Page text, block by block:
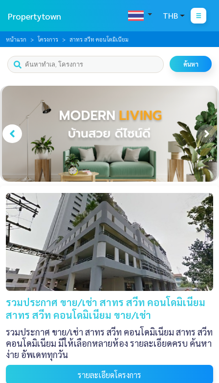
Propertytown THB
หน้าแรก โครงการ สาทร สวีท คอนโดมิเนียม
ค้นหา
รวมประกาศ ขาย/เช่า สาทร สวีท คอนโดมิเนียม
สาทร สวีท คอนโดมิเนียม ขาย/เช่า
รวมประกาศ ขาย/เช่า สาทร สวีท คอนโดมิเนียม สาทร สวีท
คอนโดมิเนียม มีให้เลือกหลายห้อง รายละเอียดครบ ค้นหา
ง่าย อัพเดททุกวัน
รายละเอียดโครงการ